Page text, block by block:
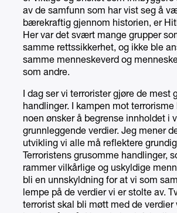
av de samfunn som har vist seg å
bærekraftig gjennom historien, er
Her var det svært mange grupper
samme rettssikkerhet, og ikke ble
samme menneskeverd og
som andre.
I dag ser vi terrorister gjøre de mest
handlinger. I kampen mot terrorisme
noen ønsker å begrense innholdet i
grunnleggende verdier. Jeg mener
utvikling vi alle må reflektere grundig
Terroristens grusomme handlinger,
rammer vilkårlige og uskyldige
bli en unnskyldning for at vi som
lempe på de verdier vi er stolte av.
terrorist skal bli møtt med de verdier